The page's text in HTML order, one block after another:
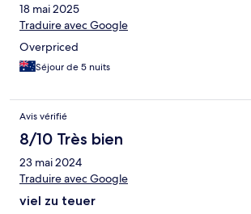
18 mai 2025
Traduire avec Google
Overpriced
Séjour de 5 nuits
Avis vérifié
8/10 Très bien
23 mai 2024
Traduire avec Google
viel zu teuer